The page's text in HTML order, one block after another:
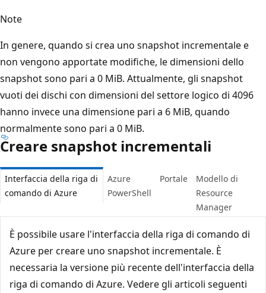
Note
In genere, quando si crea uno snapshot incrementale e
non vengono apportate modifiche, le dimensioni dello
snapshot sono pari a 0 MiB. Attualmente, gli snapshot
vuoti dei dischi con dimensioni del settore logico di 4096
hanno invece una dimensione pari a 6 MiB, quando
normalmente sono pari a 0 MiB.
Creare snapshot incrementali
Interfaccia della riga di
comando di Azure
Azure
PowerShell
Portale
Modello di
Resource
Manager
È possibile usare l'interfaccia della riga di comando di
Azure per creare uno snapshot incrementale. È
necessaria la versione più recente dell'interfaccia della
riga di comando di Azure. Vedere gli articoli seguenti